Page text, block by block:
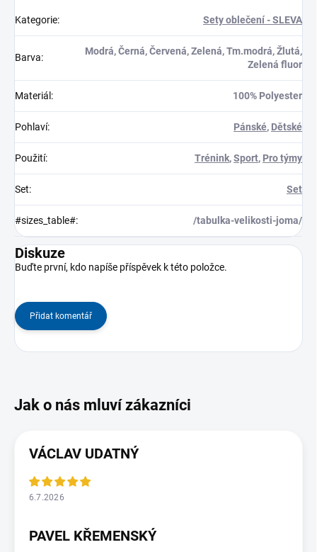
Kategorie: Sety oblečení - SLEVA
Barva:
Modrá, Černá, Červená, Zelená, Tm.modrá, Žlutá,
Zelená fluor
Materiál : 100% Polyester
Pohlaví: Pánské, Dětské
Použití: Trénink,Sport, Pro týmy
Set: Set
#sizes_table#: /tabulka-velikosti-joma/
Diskuze
Buďte první, kdo napíše příspěvek k této položce.
Přidat komentář
VÁCLAV UDATNÝ
6.7.2026
PAVEL KŘEMENSKÝ